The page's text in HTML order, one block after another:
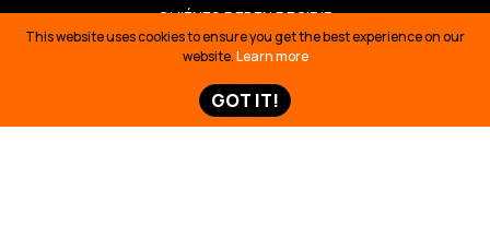
QUIÉNES DEBEN DECIDIR
PERVIVENCIA SIONA
HISTORIAS Y NOTICIAS
This website uses cookies to ensure you get the best experience on our
website.Learn more
GOT IT!